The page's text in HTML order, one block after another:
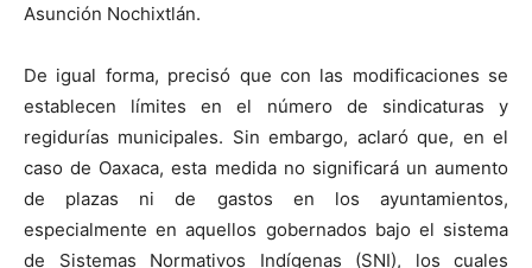
Asunción Nochixtlán.
De igual forma, precisó que con las modificaciones se
establecen límites en el número de sindicaturas y
regidurías municipales. Sin embargo, aclaró que, en el
caso de Oaxaca, esta medida no significará un aumento
de plazas ni de gastos en los ayuntamientos,
especialmente en aquellos gobernados bajo el sistema
de Sistemas Normativos Indígenas (SNI), los cuales